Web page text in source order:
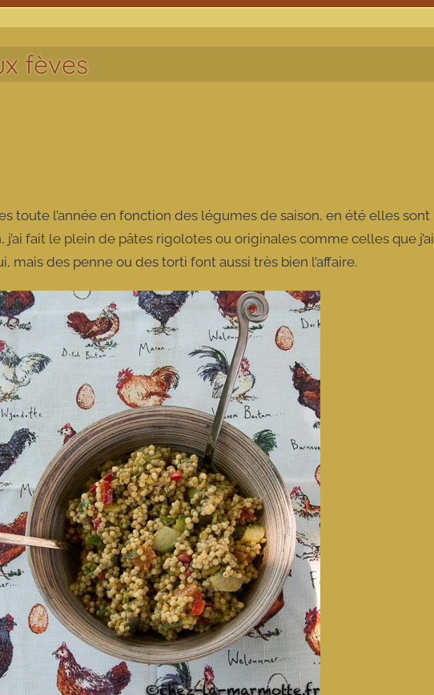
fèves
toute l’année en fonction des légumes de saison, en été elles sont
j’ai fait le plein de pâtes rigolotes ou originales comme celles que j’ai
mais des penne ou des torti font aussi très bien l’affaire.